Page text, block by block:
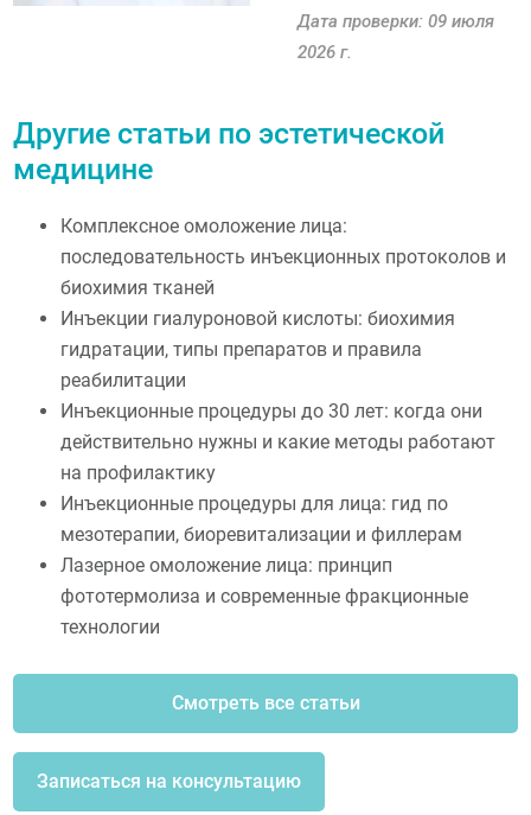
Дата проверки: 09 июля
2026 г.
Другие статьи по эстетической
медицине
Комплексное омоложение лица:
последовательность инъекционных протоколов и
биохимия тканей
Инъекции гиалуроновой кислоты: биохимия
гидратации, типы препаратов и правила
реабилитации
Инъекционные процедуры до 30 лет: когда они
действительно нужны и какие методы работают
на профилактику
Инъекционные процедуры для лица: гид по
мезотерапии, биоревитализации и филлерам
Лазерное омоложение лица: принцип
фототермолиза и современные фракционные
технологии
Смотреть все статьи
Записаться на консультацию